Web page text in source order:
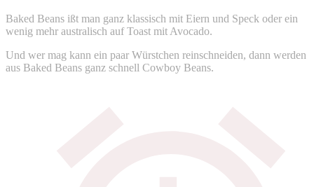
Baked Beans ißt man ganz klassisch mit Eiern und Speck oder ein
wenig mehr australisch auf Toast mit Avocado.
Und wer mag kann ein paar Würstchen reinschneiden, dann werden
aus Baked Beans ganz schnell Cowboy Beans.